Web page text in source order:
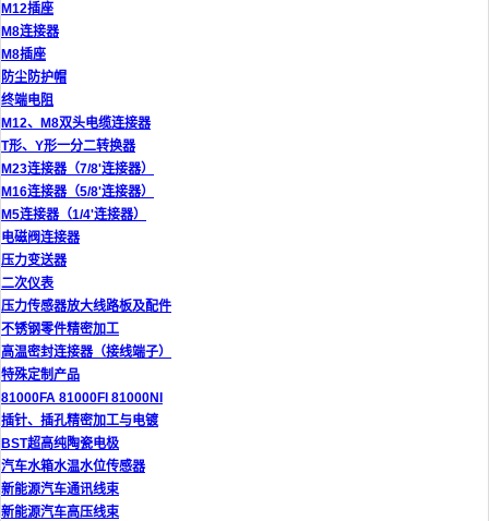
M12插座
M8连接器
M8插座
防尘防护帽
终端电阻
M12、M8双头电缆连接器
T形、Y形一分二转换器
M23连接器（7/8'连接器）
M16连接器（5/8'连接器）
M5连接器（1/4'连接器）
电磁阀连接器
压力变送器
二次仪表
压力传感器放大线路板及配件
不锈钢零件精密加工
高温密封连接器（接线端子）
特殊定制产品
81000FA 81000FI 81000NI
插针、插孔精密加工与电镀
BST超高纯陶瓷电极
汽车水箱水温水位传感器
新能源汽车通讯线束
新能源汽车高压线束